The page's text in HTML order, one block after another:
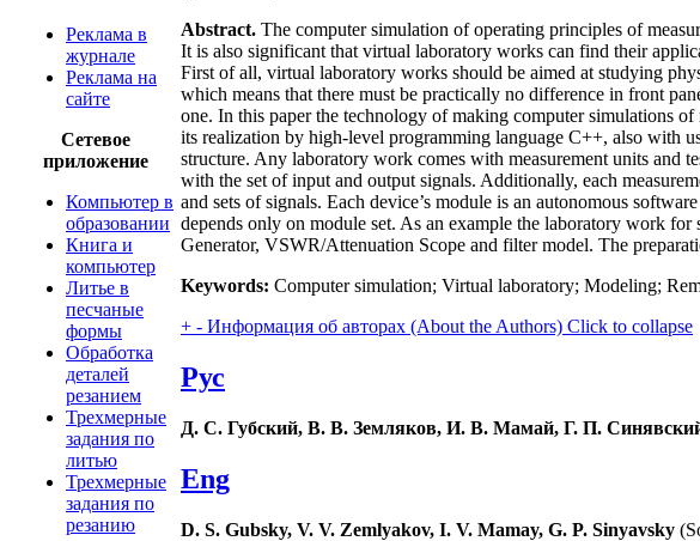
Реклама в
журнале
Реклама на
сайте
Сетевое
приложение
Компьютер в
образовании
Книга и
компьютер
Литье в
песчаные
формы
Обработка
деталей
резанием
Трехмерные
задания по
литью
Трехмерные
задания по
резанию
Abstract. The computer simulation of operating principles of
It is also significant that virtual laboratory works can find their
First of all, virtual laboratory works should be aimed at studying
which means that there must be practically no difference in front
one. In this paper the technology of making computer simulations
its realization by high-level programming language C++, also with
structure. Any laboratory work comes with measurement units and
with the set of input and output signals. Additionally, each
and sets of signals. Each device’s module is an autonomous
depends only on module set. As an example the laboratory work
Generator, VSWR/Attenuation Scope and filter model. The
Keywords: Computer simulation; Virtual laboratory; Modeling;
+ - Информация об авторах (About the Authors) Click to collapse
Рус
Д. С. Губский, В. В. Земляков, И. В. Мамай, Г. П.
Eng
D. S. Gubsky, V. V. Zemlyakov, I. V. Mamay, G. P. Sinyavsky